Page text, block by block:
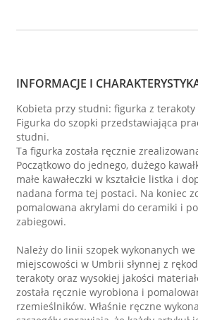
INFORMACJE I
Kobieta przy studni: figurka z terakoty
Figurka do szopki przedstawiająca
studni.
Ta figurka została ręcznie
Początkowo do jednego, dużego
małe kawałeczki w kształcie listka i
nadana forma tej postaci. Na koniec
pomalowana akrylami do ceramiki i
zabiegowi.
Należy do linii szopek wykonanych we
miejscowości w Umbrii słynnej z
terakoty oraz wysokiej jakości
została ręcznie wyrobiona i
rzemieślników. Właśnie ręczne